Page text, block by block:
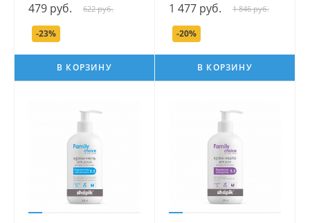
Choice", 100 мл,
479 руб. 622 руб.
-23%
В КОРЗИНУ
1 477 руб. 1 846 руб.
-20%
В КОРЗИНУ